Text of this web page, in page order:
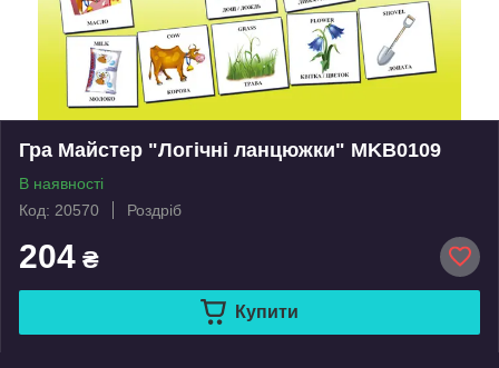
Гра Майстер "Логічні ланцюжки" MKB0109
В наявності
Код: 20570
Роздріб
204 ₴
Купити